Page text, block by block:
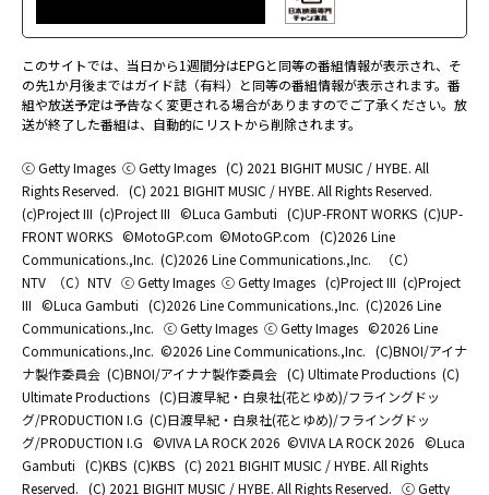
このサイトでは、当日から1週間分はEPGと同等の番組情報が表示され、そ
の先1か月後まではガイド誌（有料）と同等の番組情報が表示されます。番
組や放送予定は予告なく変更される場合がありますのでご了承ください。放
送が終了した番組は、自動的にリストから削除されます。
ⓒ Getty Images ⓒ Getty Images (C) 2021 BIGHIT MUSIC / HYBE. All
Rights Reserved. (C) 2021 BIGHIT MUSIC / HYBE. All Rights Reserved.
(c)Project III (c)Project III ©Luca Gambuti (C)UP-FRONT WORKS (C)UP-
FRONT WORKS ©MotoGP.com ©MotoGP.com (C)2026 Line
Communications.,Inc. (C)2026 Line Communications.,Inc.
（C）
NTV
（C）NTV ⓒ Getty Images ⓒ Getty Images (c)Project III (c)Project
III ©Luca Gambuti (C)2026 Line Communications.,Inc. (C)2026 Line
Communications.,Inc. ⓒ Getty Images ⓒ Getty Images ©2026 Line
Communications.,Inc. ©2026 Line Communications.,Inc. (C)BNOI/アイナ
ナ製作委員会 (C)BNOI/アイナナ製作委員会 (C) Ultimate Productions (C)
Ultimate Productions (C)日渡早紀・白泉社(花とゆめ)/フライングドッ
グ/PRODUCTION I.G (C)日渡早紀・白泉社(花とゆめ)/フライングドッ
グ/PRODUCTION I.G ©️VIVA LA ROCK 2026 ©️VIVA LA ROCK 2026 ©Luca
Gambuti (C)KBS (C)KBS (C) 2021 BIGHIT MUSIC / HYBE. All Rights
Reserved. (C) 2021 BIGHIT MUSIC / HYBE. All Rights Reserved. ⓒ Getty